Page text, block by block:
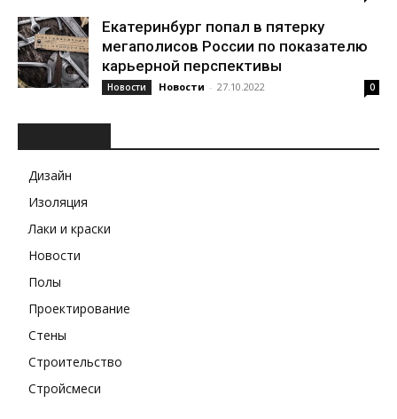
Екатеринбург попал в пятерку
мегаполисов России по показателю
карьерной перспективы
Новости Новости - 27.10.2022 0
Дизайн
Изоляция
Лаки и краски
Новости
Полы
Проектирование
Стены
Строительство
Стройсмеси